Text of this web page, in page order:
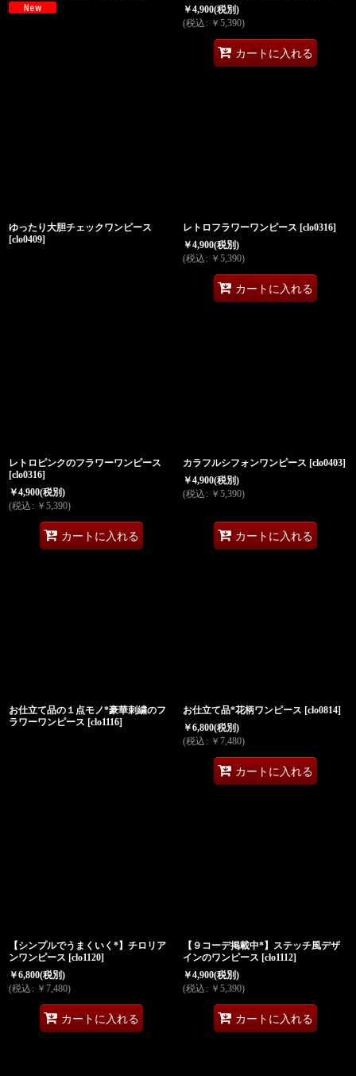
￥4,900(税別)
(税込 : ￥ 5,390)
カートに入れる
ゆったり大胆チェックワンピース
[clo0409]
レトロフラワーワンピース [clo0316]
￥4,900(税別)
(税込 : ￥ 5,390)
カートに入れる
レトロピンクのフラワーワンピース
[clo0316]
￥4,900(税別)
(税込 : ￥ 5,390)
カートに入れる
カラフルシフォンワンピース [clo0403]
￥4,900(税別)
(税込 : ￥ 5,390)
カートに入れる
お仕立て品の１点モノ*豪華刺繍のフ
ラワーワンピース [clo1116]
お仕立て品*花柄ワンピース [clo0814]
￥6,800(税別)
(税込 : ￥ 7,480)
カートに入れる
【シンプルでうまくいく*】チロリア
ンワンピース [clo1120]
￥6,800(税別)
(税込 : ￥ 7,480)
カートに入れる
【９コーデ掲載中*】ステッチ風デザ
インのワンピース [clo1112]
￥4,900(税別)
(税込 : ￥ 5,390)
カートに入れる